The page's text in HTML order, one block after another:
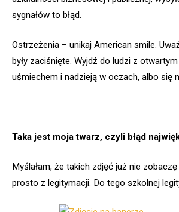
sygnałów to błąd.
Ostrzeżenia – unikaj American smile.
były zaciśnięte. Wyjdź do ludzi z
uśmiechem i nadzieją w oczach, albo się
Taka jest moja twarz, czyli błąd
Myślałam, że takich zdjęć już nie
prosto z legitymacji. Do tego szkolnej